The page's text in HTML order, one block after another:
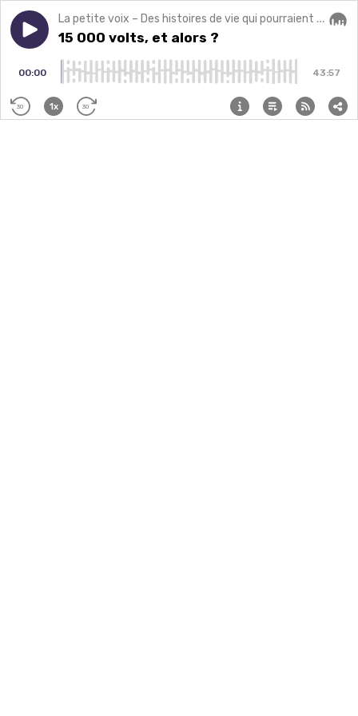
Play episode15 000 volts, et alors ?
La petite voix – Des histoires de vie qui pourraient changer la vôtre.
15 000 volts, et alors ?
00:00 43:57
30 1x 30